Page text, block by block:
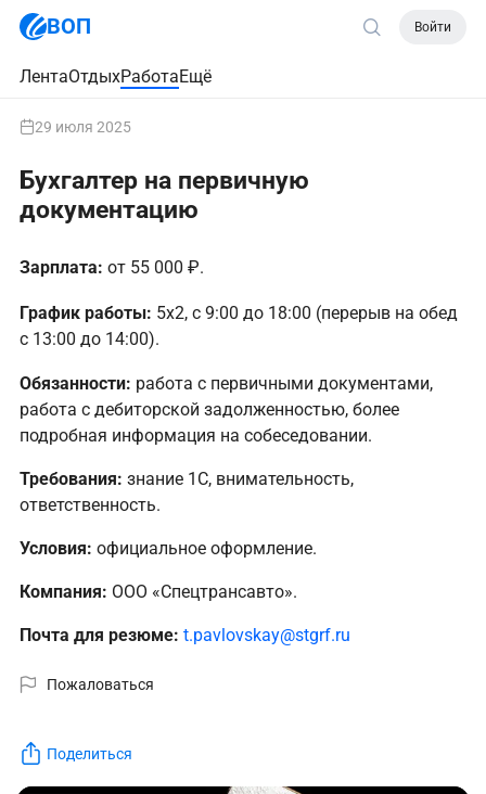
ВОП Войти
ЛентаОтдыхРаботаЕщё
29 июля 2025
Бухгалтер на первичную
документацию
Зарплата: от 55 000 ₽.
График работы: 5х2, с 9:00 до 18:00 (перерыв на обед
с 13:00 до 14:00).
Обязанности: работа с первичными документами,
работа с дебиторской задолженностью, более
подробная информация на собеседовании.
Требования: знание 1С, внимательность,
ответственность.
Условия: официальное оформление.
Компания: ООО «Спецтрансавто».
Почта для резюме: t.pavlovskay@stgrf.ru
Пожаловаться
Поделиться